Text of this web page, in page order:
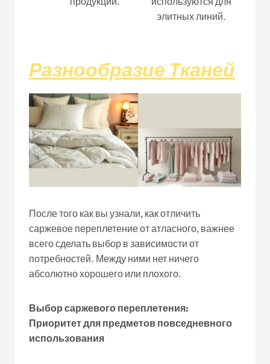
элитных линий.
Разнообразие Тканей
После того как вы узнали, как отличить
саржевое переплетение от атласного, важнее
всего сделать выбор в зависимости от
потребностей. Между ними нет ничего
абсолютно хорошего или плохого.
Выбор саржевого переплетения:
Приоритет для предметов повседневного
использования